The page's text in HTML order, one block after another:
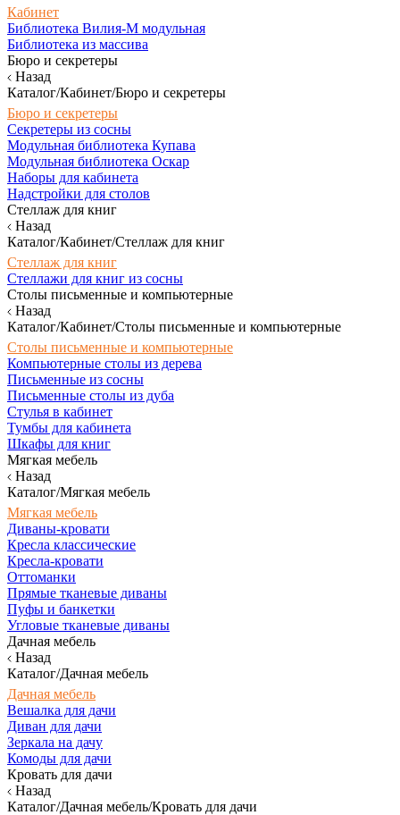
Кабинет
Библиотека Вилия-М модульная
Библиотека из массива
Бюро и секретеры
Назад
Каталог/Кабинет/Бюро и секретеры
Бюро и секретеры
Секретеры из сосны
Модульная библиотека Купава
Модульная библиотека Оскар
Наборы для кабинета
Надстройки для столов
Стеллаж для книг
Назад
Каталог/Кабинет/Стеллаж для книг
Стеллаж для книг
Стеллажи для книг из сосны
Столы письменные и компьютерные
Назад
Каталог/Кабинет/Столы письменные и компьютерные
Столы письменные и компьютерные
Компьютерные столы из дерева
Письменные из сосны
Письменные столы из дуба
Стулья в кабинет
Тумбы для кабинета
Шкафы для книг
Мягкая мебель
Назад
Каталог/Мягкая мебель
Мягкая мебель
Диваны-кровати
Кресла классические
Кресла-кровати
Оттоманки
Прямые тканевые диваны
Пуфы и банкетки
Угловые тканевые диваны
Дачная мебель
Назад
Каталог/Дачная мебель
Дачная мебель
Вешалка для дачи
Диван для дачи
Зеркала на дачу
Комоды для дачи
Кровать для дачи
Назад
Каталог/Дачная мебель/Кровать для дачи